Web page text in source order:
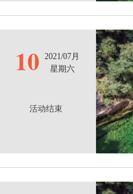
10 2021/07月
星期六
活动结束